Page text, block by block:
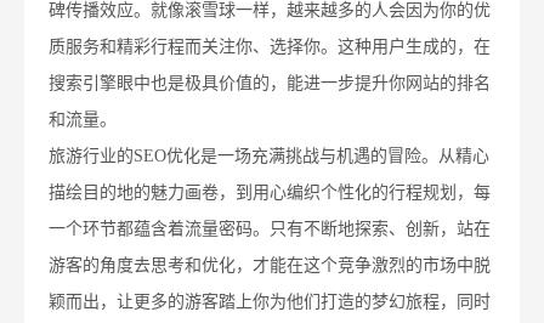
碑传播效应。就像滚雪球一样，越来越多的人会因为你的优
质服务和精彩行程而关注你、选择你。这种用户生成的，在
搜索引擎眼中也是极具价值的，能进一步提升你网站的排名
和流量。
旅游行业的SEO优化是一场充满挑战与机遇的冒险。从精心
描绘目的地的魅力画卷，到用心编织个性化的行程规划，每
一个环节都蕴含着流量密码。只有不断地探索、创新，站在
游客的角度去思考和优化，才能在这个竞争激烈的市场中脱
颖而出，让更多的游客踏上你为他们打造的梦幻旅程，同时